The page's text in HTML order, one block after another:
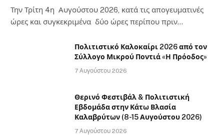
Την Τρίτη 4η Αυγούστου 2026, κατά τις απογευματινές
ώρες και συγκεκριμένα δύο ώρες περίπου πριν…
Πολιτιστικό Καλοκαίρι 2026 από τον
Σύλλογο Μικρού Ποντιά «Η Πρόοδος»
7 Αυγούστου 2026
Θερινό Φεστιβάλ & Πολιτιστική
Εβδομάδα στην Κάτω Βλασία
Καλαβρύτων (8-15 Αυγούστου 2026)
7 Αυγούστου 2026